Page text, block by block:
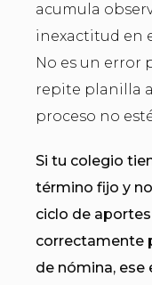
acumula
inexactitud en
No es un error
repite planilla
proceso no
Si tu colegio
término fijo y
ciclo de
correctamente
de nómina, ese